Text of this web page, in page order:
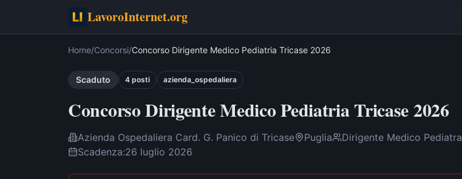
LavoroInternet.org
Home/Concorsi/Concorso Dirigente Medico Pediatria Tricase 2026
Scaduto 4 posti azienda_ospedaliera
Concorso Dirigente Medico Pediatria Tricase 2026
Azienda Ospedaliera Card. G. Panico di Tricase Puglia
Dirigente Medico Pediatra
Scadenza:26 luglio 2026